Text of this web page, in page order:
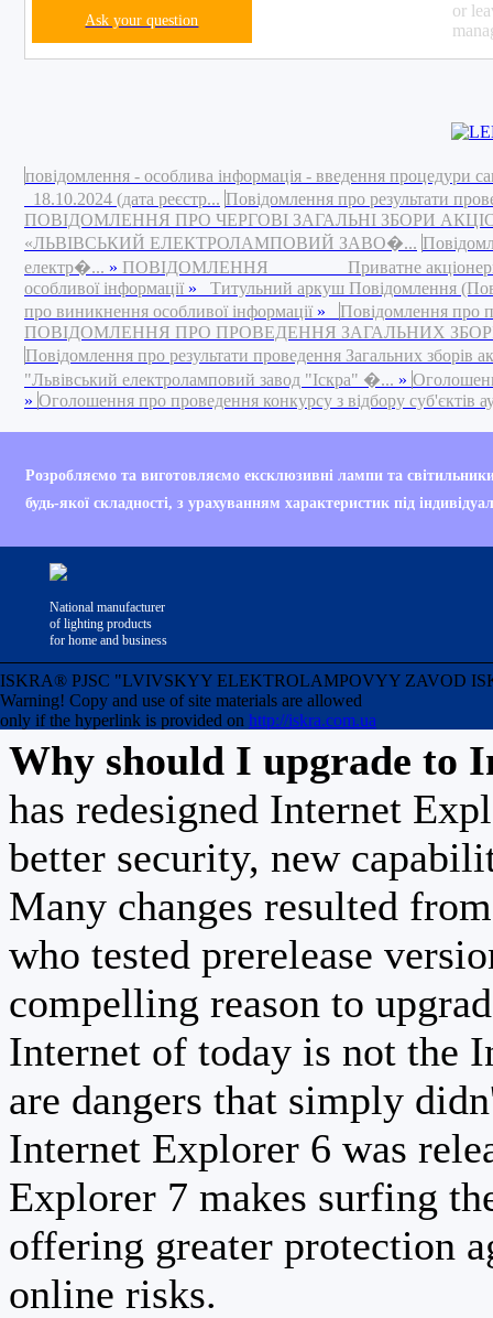
Ask your question
or
повідомлення - особлива інформація - введення процедури
18.10.2024 (дата реєстр... Повідомлення про результати
ПОВІДОМЛЕННЯ ПРО ЧЕРГОВІ ЗАГАЛЬНІ ЗБОРИ
«ЛЬВІВСЬКИЙ ЕЛЕКТРОЛАМПОВИЙ ЗАВО�...
електр�... » ПОВІДОМЛЕННЯ Приватне акціонерне
особливої інформації »
Титульний аркуш Повідомлення
про виникнення особливої інформації »
Повідомлення про
ПОВІДОМЛЕННЯ ПРО ПРОВЕДЕННЯ ЗАГАЛЬНИХ
Повідомлення про результати проведення Загальних зборів
"Львівський електроламповий завод "Іскра" �... »
» Оголошення про проведення конкурсу з відбору суб'єктів
Розробляємо та виготовляємо ексклюзивні лампи та
будь-якої складності, з урахуванням характеристик під
National manufacturer
of lighting products
for home and business
ISKRA® PJSC "LVIVSKYY ELEKTROLAMPOVYY ZAVOD
Warning! Copy and use of site materials are allowed
only if the hyperlink is provided on http://iskra.com.ua
Your are currently
Internet Explorer 6
Your current web
version 7 of Internet
advantage of all of
Why should I upgrade to
has redesigned Internet
better security, new
Many changes resulted
who tested prerelease
compelling reason to
Internet of today is not the
are dangers that simply
Internet Explorer 6 was
Explorer 7 makes surfing
offering greater protection
online risks.